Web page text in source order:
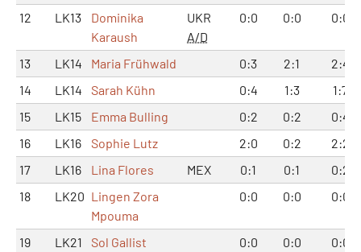
12 LK13
Dominika
Karaush
UKR
A/D
0:0 0:0 0:0
13 LK14 Maria Frühwald 0:3 2:1
2:4
14
LK14 Sarah Kühn 0:4 1:3
1:7
15
LK15 Emma Bulling 0:2 0:2
0:4
16
LK16 Sophie Lutz 2:0 0:2
2:2
17
LK16 Lina Flores MEX 0:1 0:1
0:2
18
LK20 Lingen Zora
Mpouma
0:0 0:0 0:0
19 LK21 Sol Gallist 0:0 0:0
0:0